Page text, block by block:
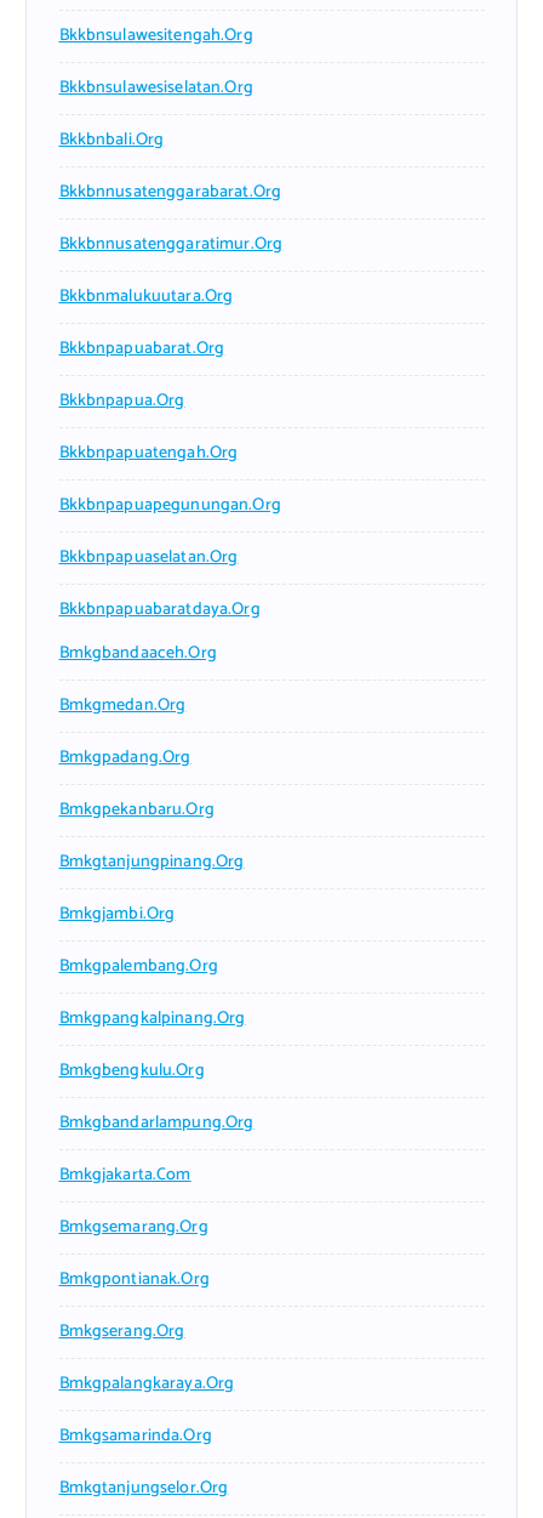
Bkkbnsulawesitengah.org
Bkkbnsulawesiselatan.org
Bkkbnbali.org
Bkkbnnusatenggarabarat.org
Bkkbnnusatenggaratimur.org
Bkkbnmalukuutara.org
Bkkbnpapuabarat.org
Bkkbnpapua.org
Bkkbnpapuatengah.org
Bkkbnpapuapegunungan.org
Bkkbnpapuaselatan.org
Bkkbnpapuabaratdaya.org
Bmkgbandaaceh.org
Bmkgmedan.org
Bmkgpadang.org
Bmkgpekanbaru.org
Bmkgtanjungpinang.org
Bmkgjambi.org
Bmkgpalembang.org
Bmkgpangkalpinang.org
Bmkgbengkulu.org
Bmkgbandarlampung.org
Bmkgjakarta.com
Bmkgsemarang.org
Bmkgpontianak.org
Bmkgserang.org
Bmkgpalangkaraya.org
Bmkgsamarinda.org
Bmkgtanjungselor.org